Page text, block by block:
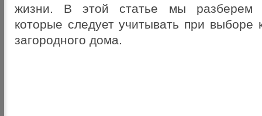
жизни. В этой статье мы разберем
которые следует учитывать при выборе
загородного дома.